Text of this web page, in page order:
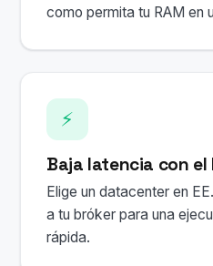
como permita tu RAM en
⚡
Baja latencia con el
Elige un datacenter en
a tu bróker para una
rápida.